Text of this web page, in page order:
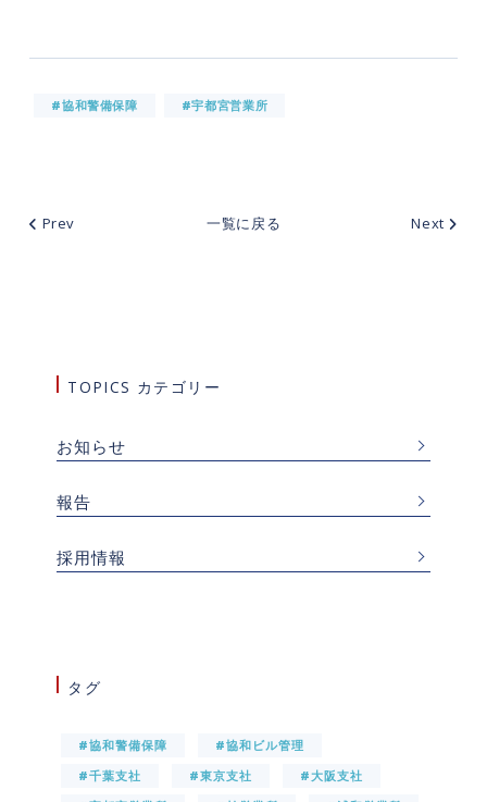
TOPICS カテゴリー
お知らせ
報告
採用情報
タグ
#協和警備保障
#協和ビル管理
#千葉支社
#東京支社
#大阪支社
#協和警備保障 #宇都宮営業所
Prev 一覧に戻る Next